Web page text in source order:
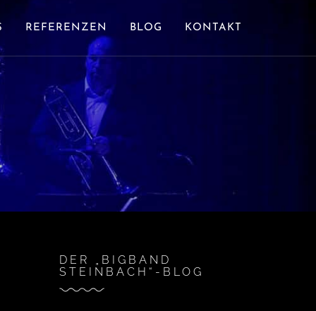
REFERENZEN BLOG KONTAKT
DER „BIGBAND
STEINBACH“-BLOG